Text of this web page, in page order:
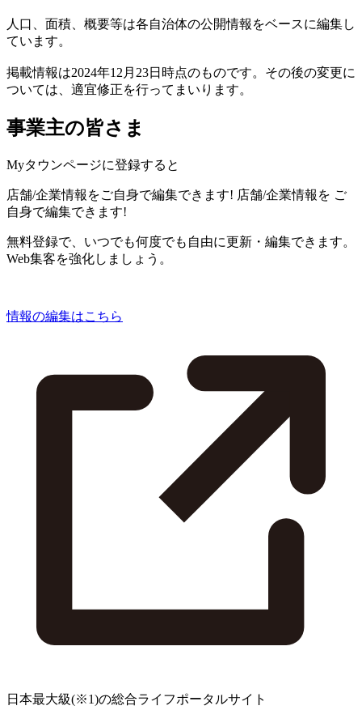
人口、面積、概要等は各自治体の公開情報をベースに編集し
ています。
掲載情報は2024年12月23日時点のものです。その後の変更に
ついては、適宜修正を行ってまいります。
事業主の皆さま
Myタウンページに登録すると
店舗/企業情報をご自身で編集できます! 店舗/企業情報を ご
自身で編集できます!
無料登録で、いつでも何度でも自由に更新・編集できます。
Web集客を強化しましょう。
情報の編集はこちら
日本最大級(※1)の総合ライフポータルサイト